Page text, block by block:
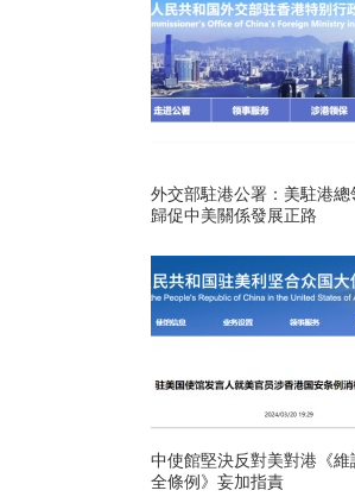
外交部駐港公署：美駐港總
歸促中美關係發展正路
中使館堅決反對美對港《維
全條例》妄加指責